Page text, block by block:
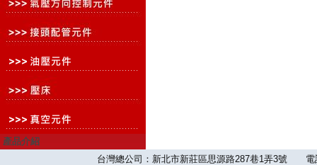
產品介紹
台灣總公司：新北市新莊區思源路287巷1弄3號